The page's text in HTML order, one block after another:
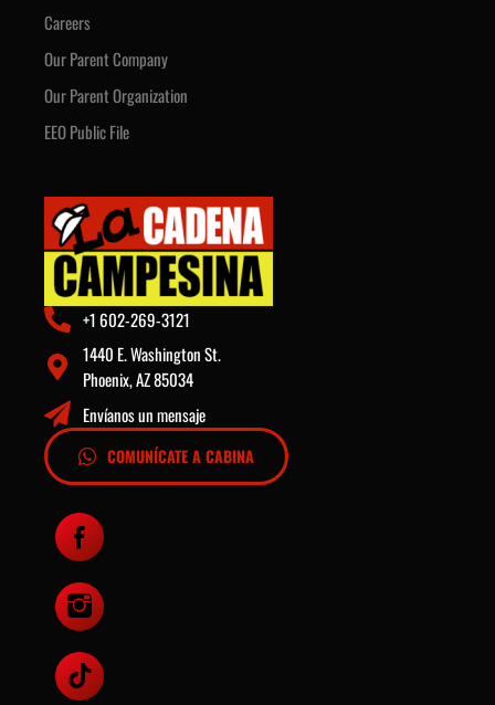
Careers
Our Parent Company
Our Parent Organization
EEO Public File
+1 602-269-3121
1440 E. Washington St.
Phoenix, AZ 85034
Envíanos un mensaje
COMUNÍCATE A CABINA